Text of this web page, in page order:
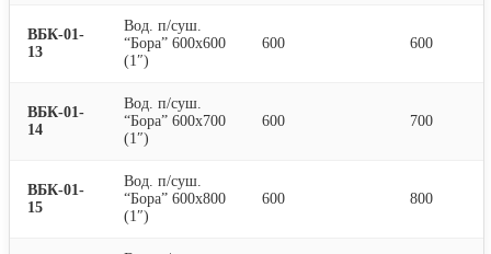
ВБК-01-
13
Вод. п/суш.
“Бора” 600х600
(1″)
600 600
ВБК-01-
14
Вод. п/суш.
“Бора” 600х700
(1″)
600 700
ВБК-01-
15
Вод. п/суш.
“Бора” 600х800
(1″)
600 800